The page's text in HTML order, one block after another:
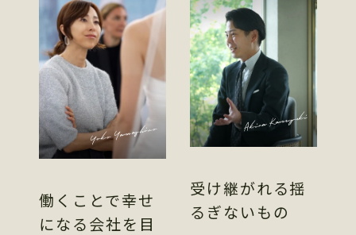
Yoko Yamashiro
働くことで幸せ
になる会社を目
Akira Kaneyuki
受け継がれる揺
るぎないもの